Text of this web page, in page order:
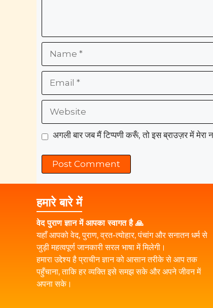
Website
अगली बार जब मैं टिप्पणी करूँ, तो इस ब्राउज़र में
हमारे बारे में
वेद पुराण ज्ञान में आपका स्वागत है 🙏
यहाँ आपको वेद, पुराण, व्रत-त्योहार, पंचांग और सनातन धर्म से
जुड़ी महत्वपूर्ण जानकारी सरल भाषा में मिलेगी।
हमारा उद्देश्य है प्राचीन ज्ञान को आसान तरीके से आप तक
पहुँचाना, ताकि हर व्यक्ति इसे समझ सके और अपने जीवन में
अपना सके।